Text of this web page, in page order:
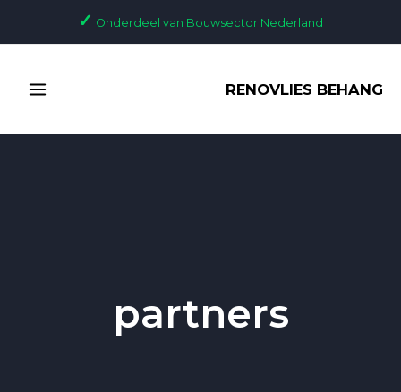
✓ Onderdeel van Bouwsector Nederland
MENU
RENOVLIES BEHANG
partners